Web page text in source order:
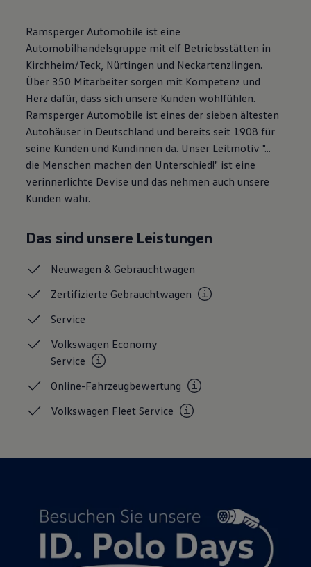
Modellspezifisches Zubehör
Schutz und Pflege
Transport
Entertainment und Elektronik
Individualisieren
Wallbox und Ladekabel
Digitale Extras
Dienste für Ihr Modell finden
Volkswagen Apps, Login und Shop
Handy und Fahrzeug verbinden
Updates für Software, Karten und Radio
Über Ihr Auto
Vorgängermodelle
Volkswagen Kundenbetreuung
Assistenzsysteme
Digitale Betriebsanleitung
Magazin
Transport
Elektromobilität
Pannen- und Unfallhilfe
Volkswagen Kundenbetreuung
Ramsperger Automobile ist eine
Automobilhandelsgruppe mit elf Betriebsstätten in
Kirchheim/Teck, Nürtingen und Neckartenzlingen.
Über 350 Mitarbeiter sorgen mit Kompetenz und
Herz dafür, dass sich unsere Kunden wohlfühlen.
Ramsperger Automobile ist eines der sieben ältesten
Autohäuser in Deutschland und bereits seit 1908 für
seine Kunden und Kundinnen da. Unser Leitmotiv "...
die Menschen machen den Unterschied!" ist eine
verinnerlichte Devise und das nehmen auch unsere
Kunden wahr.
Das sind unsere Leistungen
Neuwagen &Gebrauchtwagen
ZertifizierteGebrauchtwagen
Service
Volkswagen Economy
Service
Online-Fahrzeugbewertung
Volkswagen FleetService